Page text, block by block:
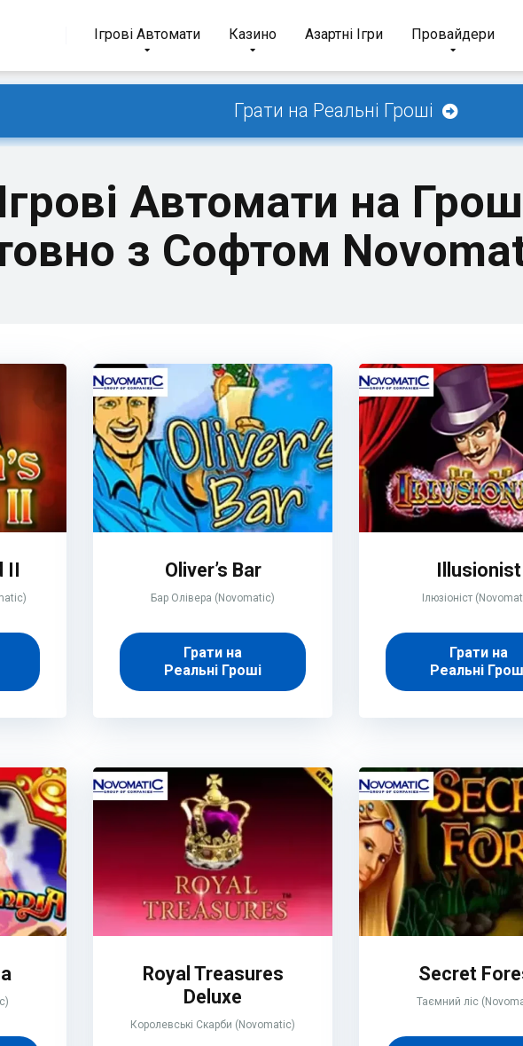
Ігрові Автомати Казино Азартні Ігри Провайдери
Грати на Реальні Гроші
Автомати на
з Софтом
II Oliver’s Bar
Бар Олівера (Novomatic)
Грати на
Реальні Гроші
Illusionist
Ілюзіоніст
Грати на
Реальні
Royal Treasures
Deluxe
Королевські Скарби (Novomatic)
Secret
Таємний ліс